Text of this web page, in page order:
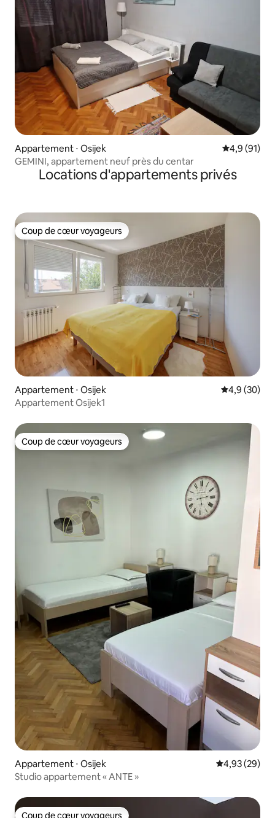
Appartement ⋅ Osijek Évaluation
4,9 (91)
GEMINI, appartement neuf près du centar
Locations d'appartements privés
Coup de cœur voyageurs
Coup de cœur voyageurs
Appartement ⋅ Osijek Évaluation
4,9 (30)
Appartement Osijek1
Coup de cœur voyageurs
Coup de cœur voyageurs
Appartement ⋅ Osijek Évaluation
4,93 (29)
Studio appartement « ANTE »
Coup de cœur voyageurs